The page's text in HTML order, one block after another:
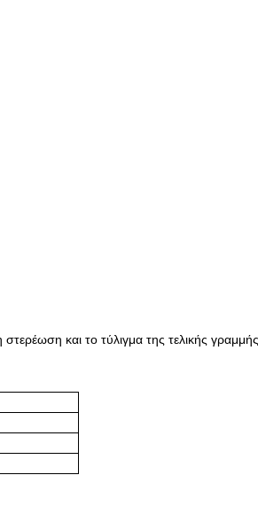
και το τύλιγμα της τελικής